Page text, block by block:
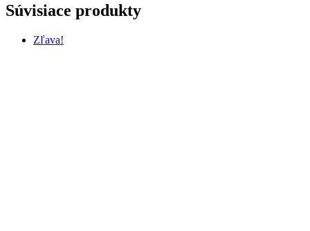
Súvisiace produkty
Zľava!